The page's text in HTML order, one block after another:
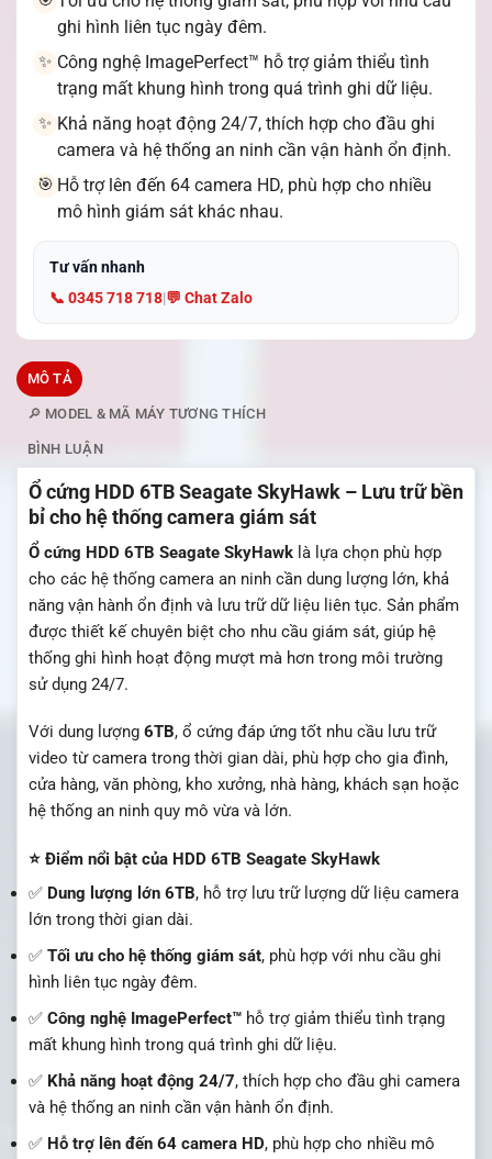
ghi hình liên tục ngày đêm.
✨ Công nghệ ImagePerfect™ hỗ trợ giảm thiểu tình
trạng mất khung hình trong quá trình ghi dữ liệu.
✨ Khả năng hoạt động 24/7, thích hợp cho đầu ghi
camera và hệ thống an ninh cần vận hành ổn định.
🎯 Hỗ trợ lên đến 64 camera HD, phù hợp cho nhiều
mô hình giám sát khác nhau.
Tư vấn nhanh
📞 0345 718 718|💬 Chat Zalo
MÔ TẢ
🔎 MODEL & MÃ MÁY TƯƠNG THÍCH
BÌNH LUẬN
Ổ cứng HDD 6TB Seagate SkyHawk – Lưu trữ bền
bỉ cho hệ thống camera giám sát
Ổ cứng HDD 6TB Seagate SkyHawk là lựa chọn phù hợp
cho các hệ thống camera an ninh cần dung lượng lớn, khả
năng vận hành ổn định và lưu trữ dữ liệu liên tục. Sản phẩm
được thiết kế chuyên biệt cho nhu cầu giám sát, giúp hệ
thống ghi hình hoạt động mượt mà hơn trong môi trường
sử dụng 24/7.
Với dung lượng 6TB, ổ cứng đáp ứng tốt nhu cầu lưu trữ
video từ camera trong thời gian dài, phù hợp cho gia đình,
cửa hàng, văn phòng, kho xưởng, nhà hàng, khách sạn hoặc
hệ thống an ninh quy mô vừa và lớn.
⭐ Điểm nổi bật của HDD 6TB Seagate SkyHawk
✅ Dung lượng lớn 6TB, hỗ trợ lưu trữ lượng dữ liệu camera
lớn trong thời gian dài.
✅ Tối ưu cho hệ thống giám sát, phù hợp với nhu cầu ghi
hình liên tục ngày đêm.
✅ Công nghệ ImagePerfect™ hỗ trợ giảm thiểu tình trạng
mất khung hình trong quá trình ghi dữ liệu.
✅ Khả năng hoạt động 24/7, thích hợp cho đầu ghi camera
và hệ thống an ninh cần vận hành ổn định.
✅ Hỗ trợ lên đến 64 camera HD, phù hợp cho nhiều mô